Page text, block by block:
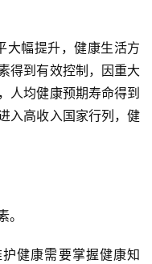
大幅提升，健康生活方
得到有效控制，因重大
人均健康预期寿命得到
入高收入国家行列，健
健康需要掌握健康知